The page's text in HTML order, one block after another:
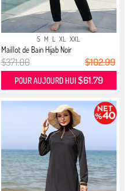
S M L XL XXL
Maillot de Bain Hijab Noir
$371.00 $102.99
POUR AUJOURD HUI $61.79